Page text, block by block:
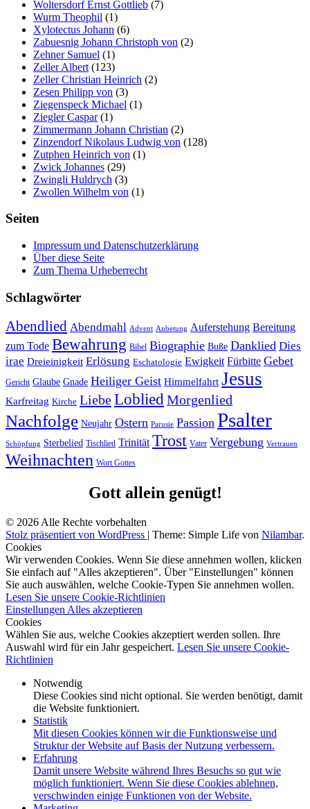
Woltersdorf Ernst Gottlieb (7)
Wurm Theophil (1)
Xylotectus Johann (6)
Zabuesnig Johann Christoph von (2)
Zehner Samuel (1)
Zeller Albert (123)
Zeller Christian Heinrich (2)
Zesen Philipp von (3)
Ziegenspeck Michael (1)
Ziegler Caspar(1)
Zimmermann Johann Christian (2)
Zinzendorf Nikolaus Ludwig von (128)
Zutphen Heinrich von (1)
Zwick Johannes (29)
Zwingli Huldrych (3)
Zwollen Wilhelm von (1)
Seiten
Impressum und Datenschutzerklärung
Über diese Seite
Zum Thema Urheberrecht
Schlagwörter
Abendlied Abendmahl Advent Anbetung Auferstehung Bereitung
zum Tode Bewahrung Bibel Biographie Buße Danklied Dies
irae Dreieinigkeit Erlösung Eschatologie Ewigkeit Fürbitte Gebet
Gericht Glaube Gnade Heiliger Geist Himmelfahrt Jesus
Karfreitag Kirche LiebeLobliedMorgenlied
Nachfolge Neujahr Ostern Parusie Passion Psalter
Schöpfung Sterbelied Tischlied Trinität Trost Vater Vergebung Vertrauen
Weihnachten Wort Gottes
Gott allein genügt!
© 2026 Alle Rechte vorbehalten
Stolz präsentiert von WordPress | Theme: Simple Life von Nilambar.
Cookies
Wir verwenden Cookies. Wenn Sie diese annehmen wollen, klicken
Sie einfach auf "Alles akzeptieren". Über "Einstellungen" können
Sie auch auswählen, welche Cookie-Typen Sie annehmen wollen.
Lesen Sie unsere Cookie-Richtlinien
Einstellungen Alles akzeptieren
Cookies
Wählen Sie aus, welche Cookies akzeptiert werden sollen. Ihre
Auswahl wird für ein Jahr gespeichert. Lesen Sie unsere Cookie-
Richtlinien
Notwendig
Diese Cookies sind nicht optional. Sie werden benötigt, damit
die Website funktioniert.
Statistik
Mit diesen Cookies können wir die Funktionsweise und
Struktur der Website auf Basis der Nutzung verbessern.
Erfahrung
Damit unsere Website während Ihres Besuchs so gut wie
möglich funktioniert. Wenn Sie diese Cookies ablehnen,
verschwinden einige Funktionen von der Website.